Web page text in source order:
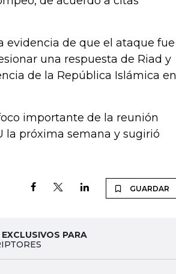
evidencia de que el ataque fue
una respuesta de Riad y
de la República Islámica en
importante de la reunión
la próxima semana y sugirió
GUARDAR
PARA